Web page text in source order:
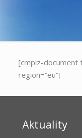
[cmplz-document
region=“eu“]
Aktuality